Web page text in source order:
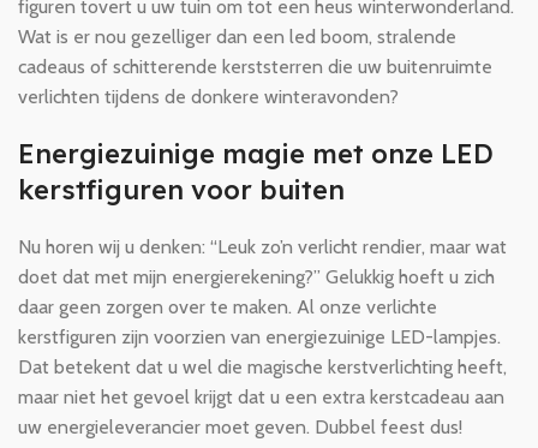
figuren tovert u uw tuin om tot een heus winterwonderland.
Wat is er nou gezelliger dan een led boom, stralende
cadeaus of schitterende kerststerren die uw buitenruimte
verlichten tijdens de donkere winteravonden?
Energiezuinige magie met onze LED
kerstfiguren voor buiten
Nu horen wij u denken: “Leuk zo’n verlicht rendier, maar wat
doet dat met mijn energierekening?” Gelukkig hoeft u zich
daar geen zorgen over te maken. Al onze verlichte
kerstfiguren zijn voorzien van energiezuinige LED-lampjes.
Dat betekent dat u wel die magische kerstverlichting heeft,
maar niet het gevoel krijgt dat u een extra kerstcadeau aan
uw energieleverancier moet geven. Dubbel feest dus!